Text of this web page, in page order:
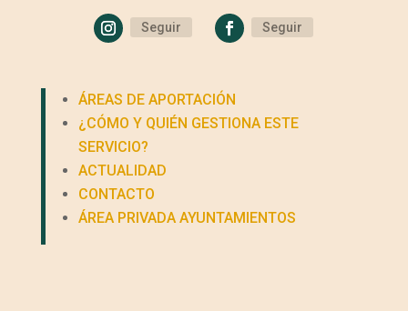
Seguir Seguir
ÁREAS DE APORTACIÓN
¿CÓMO Y QUIÉN GESTIONA ESTE
SERVICIO?
ACTUALIDAD
CONTACTO
ÁREA PRIVADA AYUNTAMIENTOS